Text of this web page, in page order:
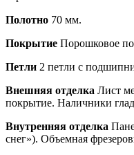
Полотно 70 мм.
Покрытие Порошковое
Петли 2 петли с
Внешняя отделка Лист
покрытие. Наличники
Внутренняя отделка
снег»). Объемная